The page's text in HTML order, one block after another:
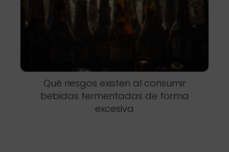
Qué riesgos existen al consumir
bebidas fermentadas de forma
excesiva